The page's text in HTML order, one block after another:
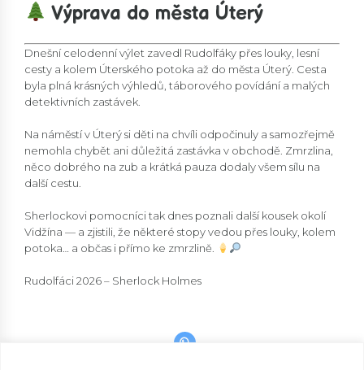
Výprava do města Úterý
Dnešní celodenní výlet zavedl Rudolfáky přes louky, lesní
cesty a kolem Úterského potoka až do města Úterý. Cesta
byla plná krásných výhledů, táborového povídání a malých
detektivních zastávek.
Na náměstí v Úterý si děti na chvíli odpočinuly a samozřejmě
nemohla chybět ani důležitá zastávka v obchodě. Zmrzlina,
něco dobrého na zub a krátká pauza dodaly všem sílu na
další cestu.
Sherlockovi pomocníci tak dnes poznali další kousek okolí
Vidžína — a zjistili, že některé stopy vedou přes louky, kolem
potoka… a občas i přímo ke zmrzlině.
Rudolfáci 2026 – Sherlock Holmes